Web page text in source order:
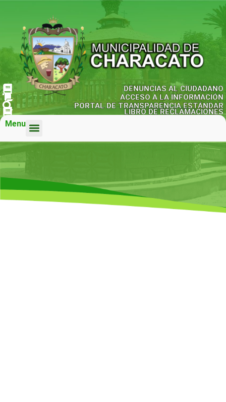
DENUNCIAS AL CIUDADANO
ACCESO A LA INFORMACIÓN
PORTAL DE TRANSPARENCIA ESTÁNDAR
LIBRO DE RECLAMACIONES
Menu